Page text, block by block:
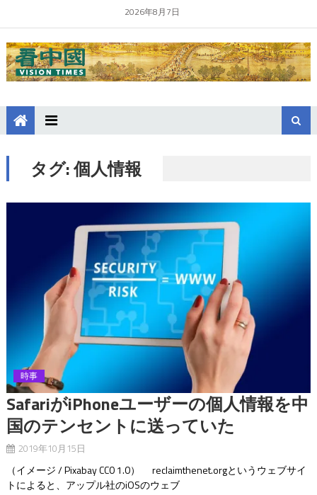
2026年8月7日
タグ:個人情報
時事
SafariがiPhoneユーザーの個人情報を中
国のテンセントに送っていた
2019年10月15日
（イメージ / Pixabay CC0 1.0） reclaimthenet.orgというウェブサイ
トによると、アップル社のiOSのウェブ